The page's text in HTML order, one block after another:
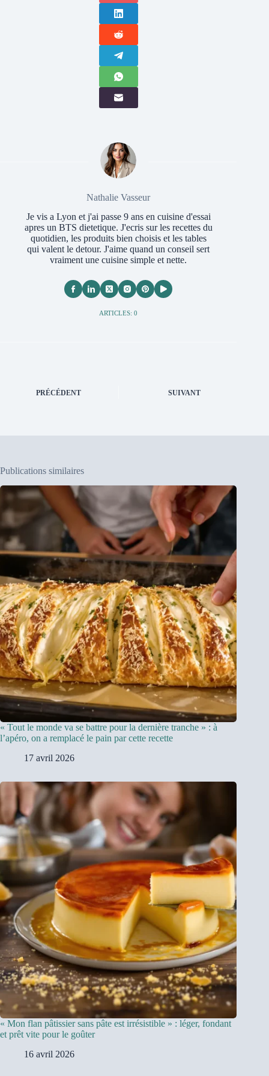
Nathalie Vasseur
Je vis a Lyon et j'ai passe 9 ans en cuisine d'essai
apres un BTS dietetique. J'ecris sur les recettes du
quotidien, les produits bien choisis et les tables
qui valent le detour. J'aime quand un conseil sert
vraiment une cuisine simple et nette.
ARTICLES: 0
PRÉCÉDENT SUIVANT
Publications similaires
« Tout le monde va se battre pour la dernière tranche » : à
l’apéro, on a remplacé le pain par cette recette
17 avril 2026
« Mon flan pâtissier sans pâte est irrésistible » : léger, fondant
et prêt vite pour le goûter
16 avril 2026